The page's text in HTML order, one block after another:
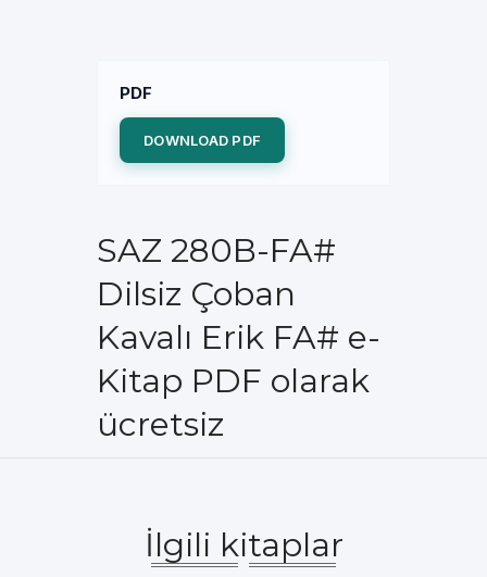
PDF
DOWNLOAD PDF
SAZ 280B-FA#
Dilsiz Çoban
Kavalı Erik FA# e-
Kitap PDF olarak
ücretsiz
İlgili kitaplar